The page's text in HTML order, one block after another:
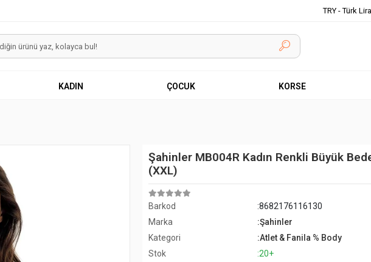
TRY - Türk
KADIN ÇOCUK KORSE
Şahinler MB004R Kadın Renkli Büyük
(XXL)
Barkod
:8682176116130
Marka
:Şahinler
Kategori
:Atlet & Fanila % Body
Stok
:20+